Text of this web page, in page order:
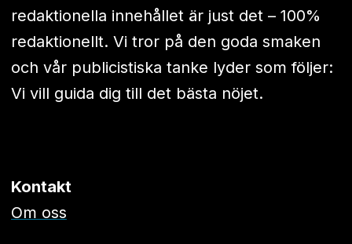
redaktionella innehållet är just det – 100%
redaktionellt. Vi tror på den goda smaken
och vår publicistiska tanke lyder som följer:
Vi vill guida dig till det bästa nöjet.
Kontakt
Om oss